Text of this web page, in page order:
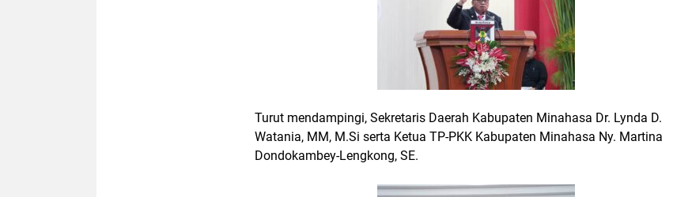
Turut mendampingi, Sekretaris Daerah Kabupaten Minahasa Dr. Lynda D.
Watania, MM, M.Si serta Ketua TP-PKK Kabupaten Minahasa Ny. Martina
Dondokambey-Lengkong, SE.